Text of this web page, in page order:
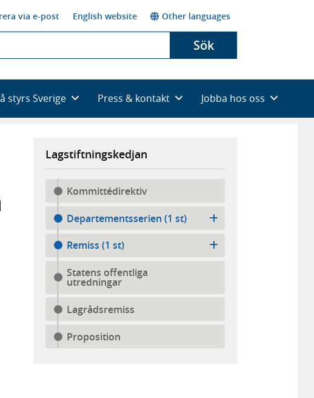
via e-post English website Other languages
Sök
styrs Sverige Press & kontakt Jobba hos oss
Lagstiftningskedjan
Kommittédirektiv
Departementsserien (1 st)
Remiss (1 st)
Statens offentliga
utredningar
Lagrådsremiss
Proposition